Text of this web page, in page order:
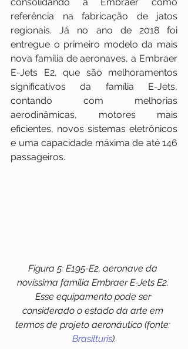
referência na fabricação de jatos
regionais. Já no ano de 2018 foi
entregue o primeiro modelo da mais
nova família de aeronaves, a Embraer
E-Jets E2, que são melhoramentos
significativos da família E-Jets,
contando com melhorias
aerodinâmicas, motores mais
eficientes, novos sistemas eletrônicos
e uma capacidade máxima de até 146
passageiros.
Figura 5: E195-E2, aeronave da
novíssima família Embraer E-Jets E2.
Esse equipamento pode ser
considerado o estado da arte em
termos de projeto aeronáutico (fonte:
Brasilturis).